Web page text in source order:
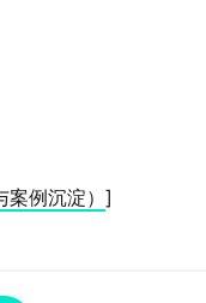
例沉淀） ]